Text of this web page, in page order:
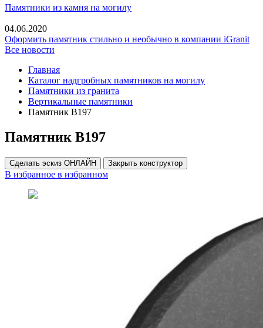
Памятники из камня на могилу
04.06.2020
Оформить памятник стильно и необычно в компании iGranit
Все новости
Главная
Каталог надгробных памятников на могилу
Памятники из гранита
Вертикальные памятники
Памятник В197
Памятник В197
Сделать эскиз ОНЛАЙН Закрыть конструктор
В избранное в избранном